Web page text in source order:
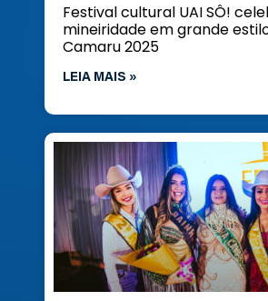
Festival cultural UAI SÔ!
mineiridade em grande
Camaru 2025
LEIA MAIS »